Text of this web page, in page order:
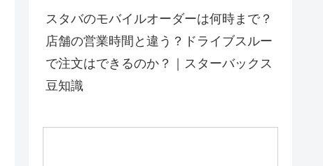
スタバのモバイルオーダーは何時まで？
店舗の営業時間と違う？ドライブスルー
で注文はできるのか？｜スターバックス
豆知識